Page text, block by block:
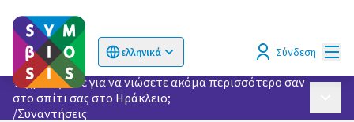
ελληνικά
Choose language Επιλογή γλώσσας Σύνδεση
Τι χρειάζεστε για να νιώσετε ακόμα περισσότερο σαν
στο σπίτι σας στο Ηράκλειο;
/Συναντήσεις